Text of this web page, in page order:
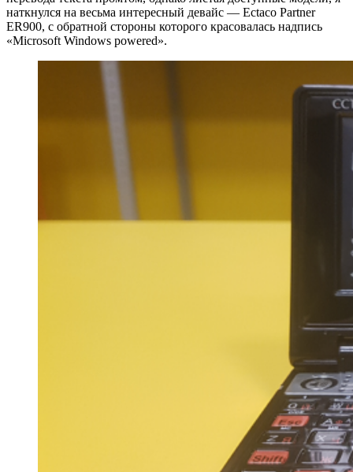
наткнулся на весьма интересный девайс — Ectaco Partner
ER900, с обратной стороны которого красовалась надпись
‭«Microsoft Windows powered‭».